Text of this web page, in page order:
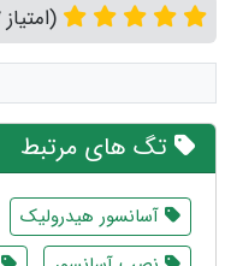
(امتیاز 4.7 | 4284 رای)
تگ های مرتبط
آسانسور هیدرولیک